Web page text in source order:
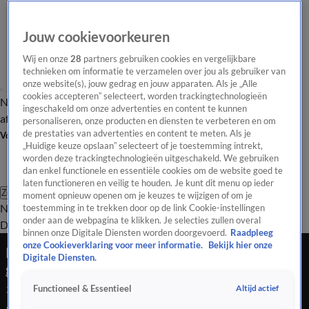
Nieuws van de DagOpinie van de Dag Onze categorieën Laatste
afleveringVideo's Nieuws van de Dag Podcast
Volg Nieuws van de Dag
Zoeken
Nieuws van de DagOpinie van de
Dag
Video'sUitzendingen PodcastPanelContact
Politiek vertrouwen daalt, zorg wordt
gekort: wat gaat Dilan Yeşilgöz eraan doen?
20 okt 2025, 18:49
Jouw cookievoorkeuren
Wij en onze28 partners gebruiken cookies en vergelijkbare
technieken om informatie te verzamelen over jou als gebruiker van
onze website(s), jouw gedrag en jouw apparaten. Als je „Alle
cookies accepteren” selecteert, worden trackingtechnologieën
ingeschakeld om onze advertenties en content te kunnen
personaliseren, onze producten en diensten te verbeteren en om
de prestaties van advertenties en content te meten. Als je
„Huidige keuze opslaan” selecteert of je toestemming intrekt,
worden deze trackingtechnologieën uitgeschakeld. We gebruiken
dan enkel functionele en essentiële cookies om de website goed te
laten functioneren en veilig te houden. Je kunt dit menu op ieder
moment opnieuw openen om je keuzes te wijzigen of om je
toestemming in te trekken door op de link Cookie-instellingen
onder aan de webpagina te klikken. Je selecties zullen overal
binnen onze Digitale Diensten worden doorgevoerd. Raadpleeg
onze Cookieverklaring voor meer informatie.
Bekijk hier onze
Digitale Diensten.
Functioneel & Essentieel Altijd actief